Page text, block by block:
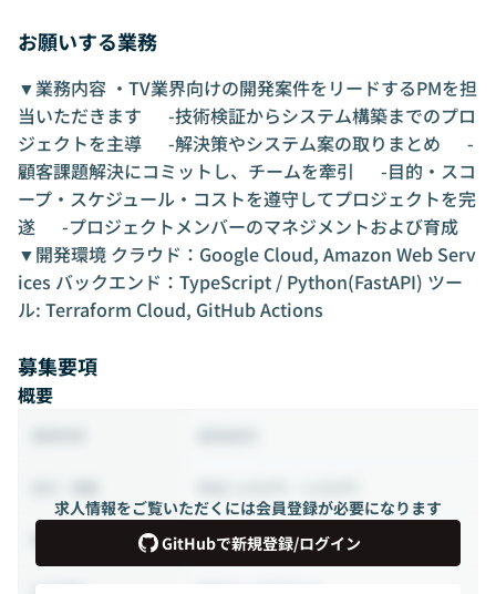
お願いする業務
▼業務内容 ・TV業界向けの開発案件をリードするPMを担
当いただきます -技術検証からシステム構築までのプロ
ジェクトを主導 -解決策やシステム案の取りまとめ -
顧客課題解決にコミットし、チームを牽引 -目的・スコ
ープ・スケジュール・コストを遵守してプロジェクトを完
遂 -プロジェクトメンバーのマネジメントおよび育成
▼開発環境 クラウド：Google Cloud, Amazon Web Serv
ices バックエンド：TypeScript / Python(FastAPI) ツー
ル: Terraform Cloud, GitHub Actions
募集要項
概要
求人情報をご覧いただくには会員登録が必要になります
GitHubで新規登録/ログイン
40時間 ~ 100時間（週10 ~ 25時間）